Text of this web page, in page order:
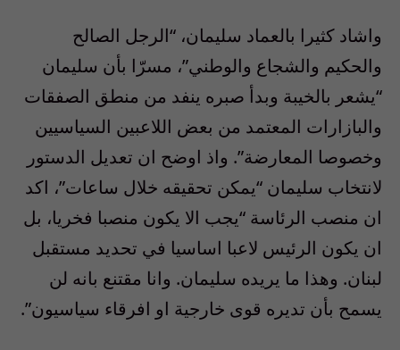
واشاد كثيرا بالعماد سليمان، “الرجل الصالح
والحكيم والشجاع والوطني”، مسرّا بأن سليمان
“يشعر بالخيبة وبدأ صبره ينفد من منطق الصفقات
والبازارات المعتمد من بعض اللاعبين السياسيين
وخصوصا المعارضة”. واذ اوضح ان تعديل الدستور
لانتخاب سليمان “يمكن تحقيقه خلال ساعات”، اكد
ان منصب الرئاسة “يجب الا يكون منصبا فخريا، بل
ان يكون الرئيس لاعبا اساسيا في تحديد مستقبل
لبنان. وهذا ما يريده سليمان. وانا مقتنع بانه لن
يسمح بأن تديره قوى خارجية او افرقاء سياسيون”.